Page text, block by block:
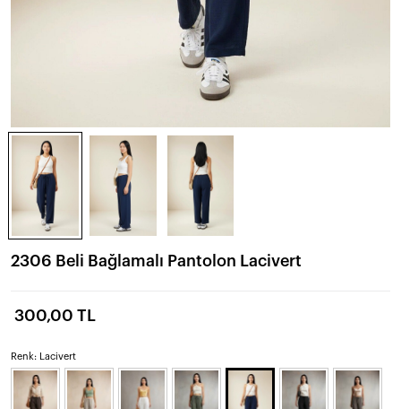
2306 Beli Bağlamalı Pantolon Lacivert
300,00 TL
Renk: Lacivert